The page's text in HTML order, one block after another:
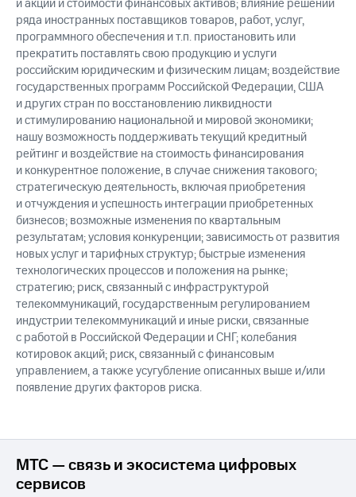
и акции и стоимости финансовых активов; влияние решений
ряда иностранных поставщиков товаров, работ, услуг,
программного обеспечения и т.п. приостановить или
прекратить поставлять свою продукцию и услуги
российским юридическим и физическим лицам; воздействие
государственных программ Российской Федерации, США
и других стран по восстановлению ликвидности
и стимулированию национальной и мировой экономики;
нашу возможность поддерживать текущий кредитный
рейтинг и воздействие на стоимость финансирования
и конкурентное положение, в случае снижения такового;
стратегическую деятельность, включая приобретения
и отчуждения и успешность интеграции приобретенных
бизнесов; возможные изменения по квартальным
результатам; условия конкуренции; зависимость от развития
новых услуг и тарифных структур; быстрые изменения
технологических процессов и положения на рынке;
стратегию; риск, связанный с инфраструктурой
телекоммуникаций, государственным регулированием
индустрии телекоммуникаций и иные риски, связанные
с работой в Российской Федерации и СНГ; колебания
котировок акций; риск, связанный с финансовым
управлением, а также усугубление описанных выше и/или
появление других факторов риска.
МТС — связь и экосистема цифровых
сервисов